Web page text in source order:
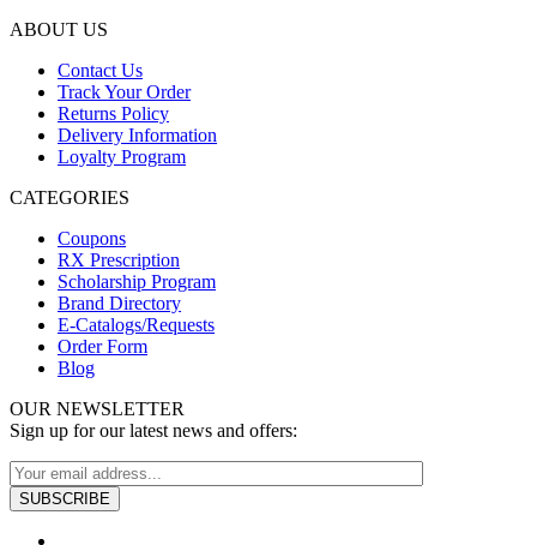
ABOUT US
Contact Us
Track Your Order
Returns Policy
Delivery Information
Loyalty Program
CATEGORIES
Coupons
RX Prescription
Scholarship Program
Brand Directory
E-Catalogs/Requests
Order Form
Blog
OUR NEWSLETTER
Sign up for our latest news and offers: